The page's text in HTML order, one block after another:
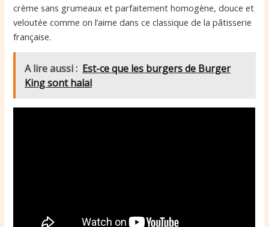
crème sans grumeaux et parfaitement homogène, douce et
veloutée comme on l’aime dans ce classique de la pâtisserie
française.
A lire aussi : Est-ce que les burgers de Burger
King sont halal